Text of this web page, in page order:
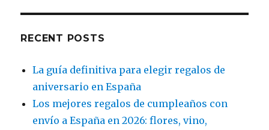
RECENT POSTS
La guía definitiva para elegir regalos de
aniversario en España
Los mejores regalos de cumpleaños con
envío a España en 2026: flores, vino,